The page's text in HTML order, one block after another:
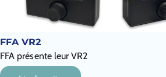
FFA VR2
FFA présente leur VR2